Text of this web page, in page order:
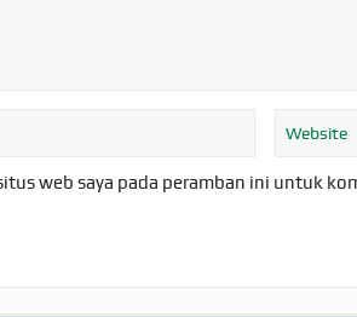
web saya pada peramban ini untuk